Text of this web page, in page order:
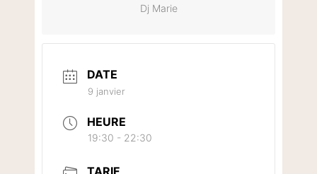
Dj Marie
DATE
9 janvier
HEURE
19:30 - 22:30
TARIF